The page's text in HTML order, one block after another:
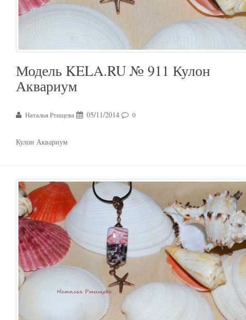
Модель KELA.RU № 911 Кулон
Аквариум
Наталья Ртищева 05/11/2014 0
Кулон Аквариум